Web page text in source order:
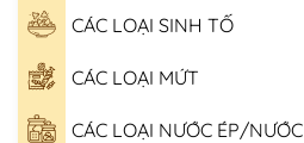
CÁC LOẠI SINH TỐ
CÁC LOẠI MỨT
CÁC LOẠI NƯỚC ÉP/NƯỚC